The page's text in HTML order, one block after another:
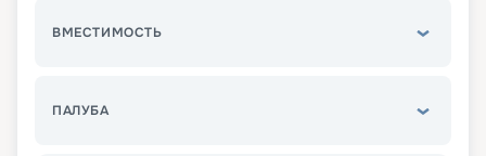
ВМЕСТИМОСТЬ
ПАЛУБА